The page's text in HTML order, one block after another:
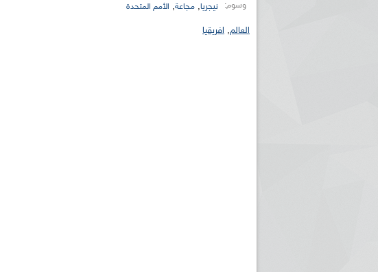
وسوم: نيجريا, مجاعة, الأمم المتحدة
العالم, افريقيا